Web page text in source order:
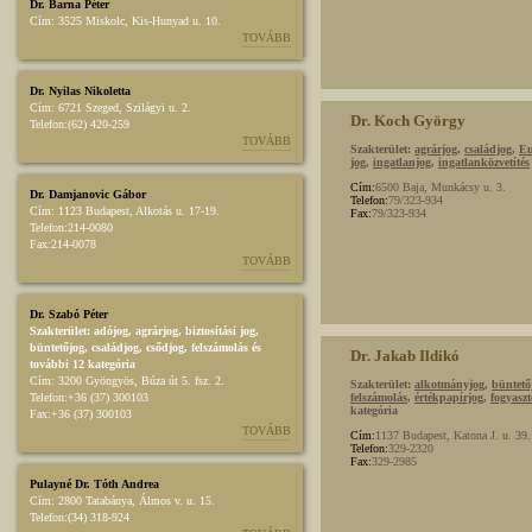
Dr. Barna Péter
Cím: 3525 Miskolc, Kis-Hunyad u. 10.
TOVÁBB
Dr. Nyilas Nikoletta
Cím: 6721 Szeged, Szilágyi u. 2.
Telefon:(62) 420-259
TOVÁBB
Dr. Damjanovic Gábor
Cím: 1123 Budapest, Alkotás u. 17-19.
Telefon:214-0080
Fax:214-0078
TOVÁBB
Dr. Szabó Péter
Szakterület: adójog, agrárjog, biztosítási jog,
büntetőjog, családjog, csődjog, felszámolás és
további 12 kategória
Cím: 3200 Gyöngyös, Búza út 5. fsz. 2.
Telefon:+36 (37) 300103
Fax:+36 (37) 300103
TOVÁBB
Pulayné Dr. Tóth Andrea
Cím: 2800 Tatabánya, Álmos v. u. 15.
Telefon:(34) 318-924
Dr. Koch György
Szakterület: agrárjog, családjog,
jog, ingatlanjog, ingatlanközvetítés
Cím:6500 Baja, Munkácsy u. 3.
Telefon:79/323-934
Fax:79/323-934
Dr. Jakab Ildikó
Szakterület: alkotmányjog,
felszámolás, értékpapírjog,
kategória
Cím:1137 Budapest, Katona J. u.
Telefon:329-2320
Fax:329-2985